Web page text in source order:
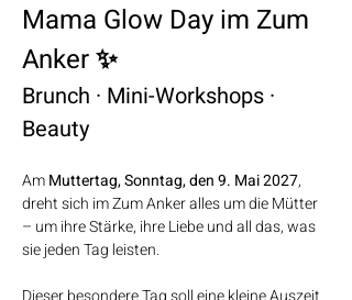
Mama Glow Day im Zum
Anker ✨
Brunch · Mini-Workshops ·
Beauty
Am Muttertag, Sonntag, den 9. Mai 2027,
dreht sich im Zum Anker alles um die Mütter
– um ihre Stärke, ihre Liebe und all das, was
sie jeden Tag leisten.